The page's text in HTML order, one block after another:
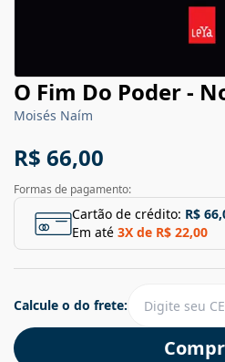
O Fim Do Poder -
Moisés Naím
R$ 66,00
Formas de pagamento:
Cartão de crédito: R$
Em até 3X de R$ 22,00
Calcule o do frete: